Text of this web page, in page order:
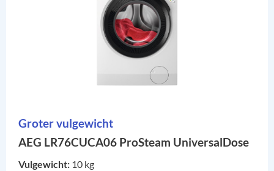
Groter vulgewicht
AEG LR76CUCA06 ProSteam UniversalDose
Vulgewicht: 10 kg